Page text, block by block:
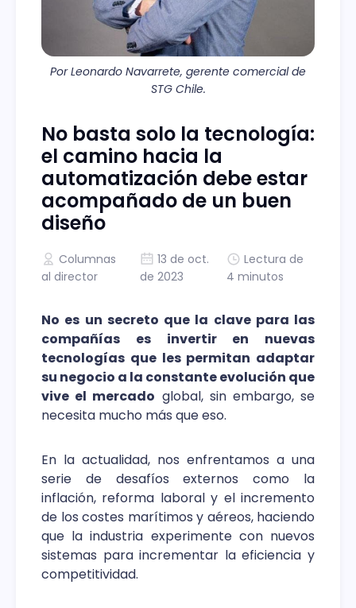
Por Leonardo Navarrete, gerente comercial de
STG Chile.
No basta solo la tecnología:
el camino hacia la
automatización debe estar
acompañado de un buen
diseño
Columnas
al director
13 de oct.
de 2023
Lectura de
4 minutos
No es un secreto que la clave para las
compañías es invertir en nuevas
tecnologías que les permitan adaptar
su negocio a la constante evolución que
vive el mercado global, sin embargo, se
necesita mucho más que eso.
En la actualidad, nos enfrentamos a una
serie de desafíos externos como la
inflación, reforma laboral y el incremento
de los costes marítimos y aéreos, haciendo
que la industria experimente con nuevos
sistemas para incrementar la eficiencia y
competitividad.